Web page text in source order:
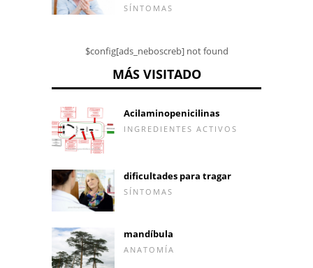
SÍNTOMAS
$config[ads_neboscreb] not found
MÁS VISITADO
Acilaminopenicilinas
INGREDIENTES ACTIVOS
dificultades para tragar
SÍNTOMAS
mandíbula
ANATOMÍA